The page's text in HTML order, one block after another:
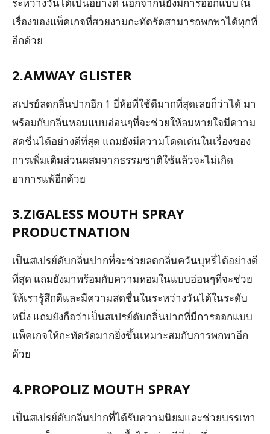
เรื่องของแพ็คเกจที่สวยงามกะทัดรัดสามารถพกพาได้ทุกที่
อีกด้วย
2.AMWAY GLISTER
สเปรย์ลดกลิ่นปากอีก 1 ยี่ห้อที่ใช้ดีมากที่สุดเลยก็ว่าได้ มา
พร้อมกับกลิ่นหอมแบบอ่อนๆที่จะช่วยให้ลมหายใจมีความ
สดชื่นได้อย่างดีที่สุด แถมยังมีความโดดเด่นในเรื่องของ
การเพิ่มเติมส่วนผสมจากธรรมชาติใช้แล้วจะไม่เกิด
อาการแพ้อีกด้วย
3.ZIGALESS MOUTH SPRAY
PRODUCTNATION
เป็นสเปรย์ดับกลิ่นปากที่จะช่วยลดกลิ่นควันบุหรี่ได้อย่างดี
ที่สุด แถมยังมาพร้อมกับความหอมในแบบอ่อนๆที่จะช่วย
ให้เรารู้สึกดีและมีความสดชื่นในระหว่างวันได้ในระดับ
หนึ่ง แถมยังถือว่าเป็นสเปรย์ดับกลิ่นปากที่มีการออกแบบ
แพ็คเกจให้กะทัดรัดมากยิ่งขึ้นเหมาะสมกับการพกพาอีก
ด้วย
4.PROPOLIZ MOUTH SPRAY
เป็นสเปรย์ดับกลิ่นปากที่ได้รับความนิยมและช่วยบรรเทา